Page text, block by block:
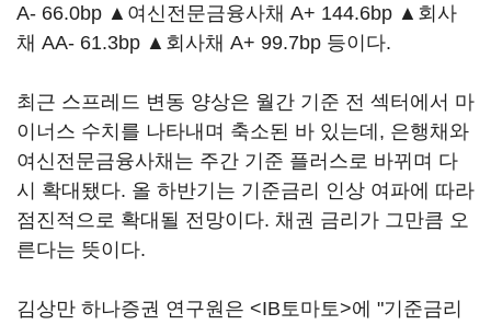
A- 66.0bp ▲여신전문금융사채 A+ 144.6bp ▲회사
채 AA- 61.3bp ▲회사채 A+ 99.7bp 등이다.
최근 스프레드 변동 양상은 월간 기준 전 섹터에서 마
이너스 수치를 나타내며 축소된 바 있는데, 은행채와
여신전문금융사채는 주간 기준 플러스로 바뀌며 다
시 확대됐다. 올 하반기는 기준금리 인상 여파에 따라
점진적으로 확대될 전망이다. 채권 금리가 그만큼 오
른다는 뜻이다.
김상만 하나증권 연구원은 <IB토마토>에 "기준금리